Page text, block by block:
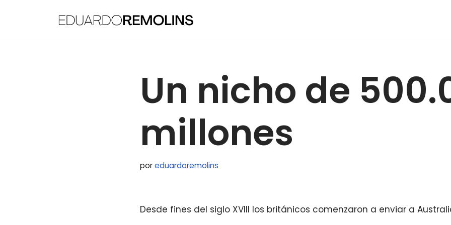
Un nicho de
millones
poreduardoremolins
Desde fines del siglo XVIII los británicos comenzaron a enviar a